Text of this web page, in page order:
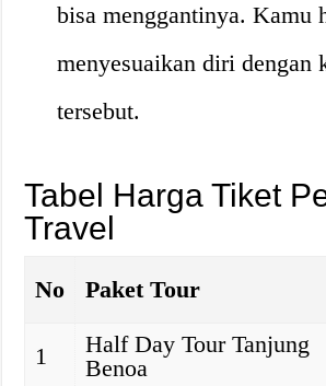
bisa menggantinya. Kamu
menyesuaikan diri dengan
tersebut.
Tabel Harga Tiket
Travel
No Paket Tour
1
Half Day Tour Tanjung
Benoa